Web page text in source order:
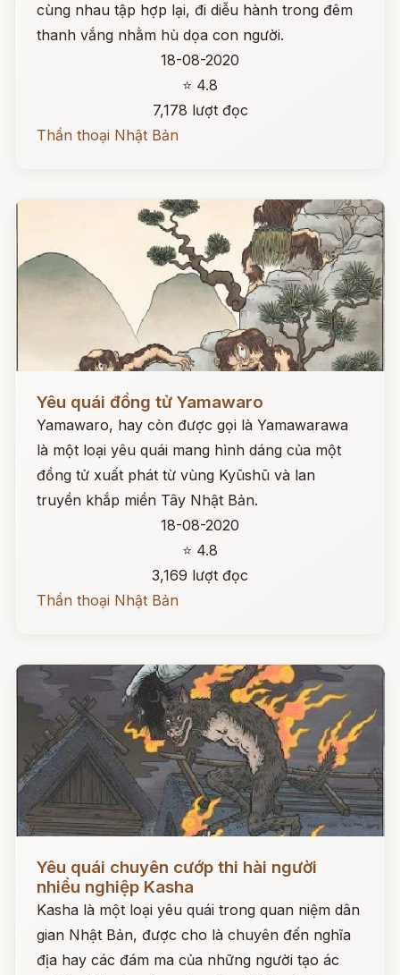
cùng nhau tập hợp lại, đi diễu hành trong đêm
thanh vắng nhằm hù dọa con người.
18-08-2020
⭐ 4.8
7,178 lượt đọc
Thần thoại Nhật Bản
Yêu quái đồng tử Yamawaro
Yamawaro, hay còn được gọi là Yamawarawa
là một loại yêu quái mang hình dáng của một
đồng tử xuất phát từ vùng Kyūshū và lan
truyền khắp miền Tây Nhật Bản.
18-08-2020
⭐ 4.8
3,169 lượt đọc
Thần thoại Nhật Bản
Yêu quái chuyên cướp thi hài người
nhiều nghiệp Kasha
Kasha là một loại yêu quái trong quan niệm dân
gian Nhật Bản, được cho là chuyên đến nghĩa
địa hay các đám ma của những người tạo ác